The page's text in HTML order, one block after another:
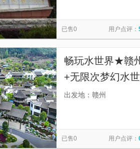
已售0 用户点评：
畅玩水世界★赣
+无限次梦幻水
（陶艺坊体验券
出发地：赣州
已售0 用户点评：